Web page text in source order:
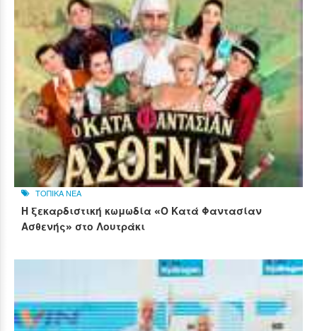
ΤΟΠΙΚΑ ΝΕΑ
Η ξεκαρδιστική κωμωδία «Ο Κατά Φαντασίαν
Ασθενής» στο Λουτράκι